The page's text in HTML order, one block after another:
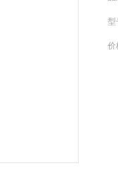
型
价